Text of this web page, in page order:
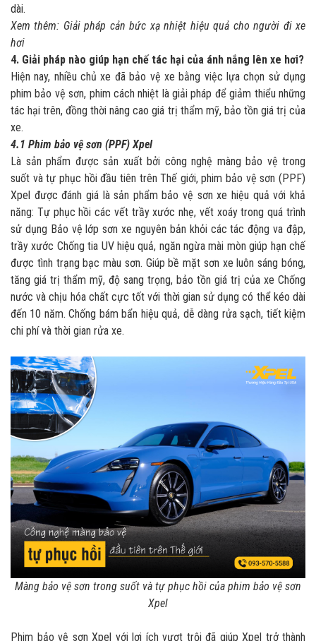
dài.
Xem thêm: Giải pháp cản bức xạ nhiệt hiệu quả cho người đi xe
hơi
4. Giải pháp nào giúp hạn chế tác hại của ánh nắng lên xe hơi?
Hiện nay, nhiều chủ xe đã bảo vệ xe bằng việc lựa chọn sử dụng
phim bảo vệ sơn, phim cách nhiệt là giải pháp để giảm thiểu những
tác hại trên, đồng thời nâng cao giá trị thẩm mỹ, bảo tồn giá trị của
xe.
4.1 Phim bảo vệ sơn (PPF) Xpel
Là sản phẩm được sản xuất bởi công nghệ màng bảo vệ trong
suốt và tự phục hồi đầu tiên trên Thế giới, phim bảo vệ sơn (PPF)
Xpel được đánh giá là sản phẩm bảo vệ sơn xe hiệu quả với khả
năng: Tự phục hồi các vết trầy xước nhẹ, vết xoáy trong quá trình
sử dụng Bảo vệ lớp sơn xe nguyên bản khỏi các tác động va đập,
trầy xước Chống tia UV hiệu quả, ngăn ngừa mài mòn giúp hạn chế
được tình trạng bạc màu sơn. Giúp bề mặt sơn xe luôn sáng bóng,
tăng giá trị thẩm mỹ, độ sang trọng, bảo tồn giá trị của xe Chống
nước và chịu hóa chất cực tốt với thời gian sử dụng có thể kéo dài
đến 10 năm. Chống bám bẩn hiệu quả, dễ dàng rửa sạch, tiết kiệm
chi phí và thời gian rửa xe.
Màng bảo vệ sơn trong suốt và tự phục hồi của phim bảo vệ sơn
Xpel
Phim bảo vệ sơn Xpel với lợi ích vượt trội đã giúp Xpel trở thành